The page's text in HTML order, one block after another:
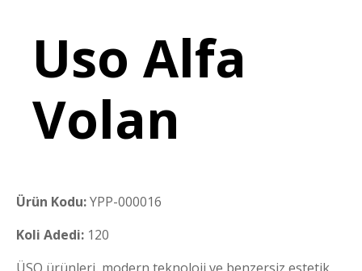
Uso Alfa
Volan
Ürün Kodu:YPP-000016
Koli Adedi: 120